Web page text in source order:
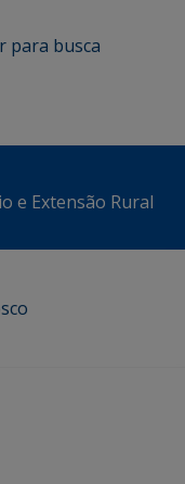
para busca
e Extensão Rural